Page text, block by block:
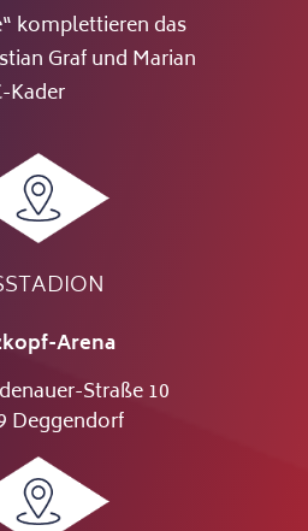
komplettieren das
Graf und Marian
Kader
Arena
Straße 10
Deggendorf